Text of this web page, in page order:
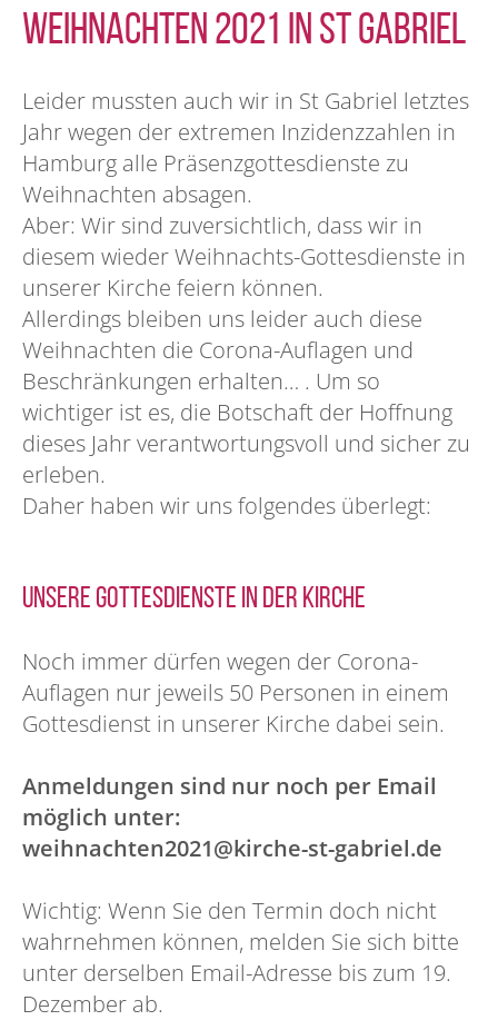
Weihnachten 2021 in St Gabriel
Leider mussten auch wir in St Gabriel letztes
Jahr wegen der extremen Inzidenzzahlen in
Hamburg alle Präsenzgottesdienste zu
Weihnachten absagen.
Aber: Wir sind zuversichtlich, dass wir in
diesem wieder Weihnachts-Gottesdienste in
unserer Kirche feiern können.
Allerdings bleiben uns leider auch diese
Weihnachten die Corona-Auflagen und
Beschränkungen erhalten… . Um so
wichtiger ist es, die Botschaft der Hoffnung
dieses Jahr verantwortungsvoll und sicher zu
erleben.
Daher haben wir uns folgendes überlegt:
Unsere Gottesdienste in der Kirche
Noch immer dürfen wegen der Corona-
Auflagen nur jeweils 50 Personen in einem
Gottesdienst in unserer Kirche dabei sein.
Anmeldungen sind nur noch per Email
möglich unter:
weihnachten2021@kirche-st-gabriel.de
Wichtig: Wenn Sie den Termin doch nicht
wahrnehmen können, melden Sie sich bitte
unter derselben Email-Adresse bis zum 19.
Dezember ab.